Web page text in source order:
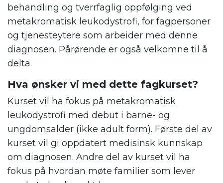
behandling og tverrfaglig oppfølging ved
metakromatisk leukodystrofi, for fagpersoner
og tjenesteytere som arbeider med denne
diagnosen. Pårørende er også velkomne til å
delta.
Hva ønsker vi med dette fagkurset?
Kurset vil ha fokus på metakromatisk
leukodystrofi med debut i barne- og
ungdomsalder (ikke adult form). Første del av
kurset vil gi oppdatert medisinsk kunnskap
om diagnosen. Andre del av kurset vil ha
fokus på hvordan møte familier som lever